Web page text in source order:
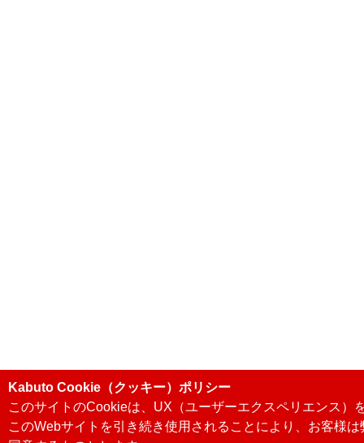
Kabuto Cookie（クッキー）ポリシー
このサイトのCookieは、UX（ユーザーエクスペリエンス）
このWebサイトを引き続き使用されることにより、お客様は